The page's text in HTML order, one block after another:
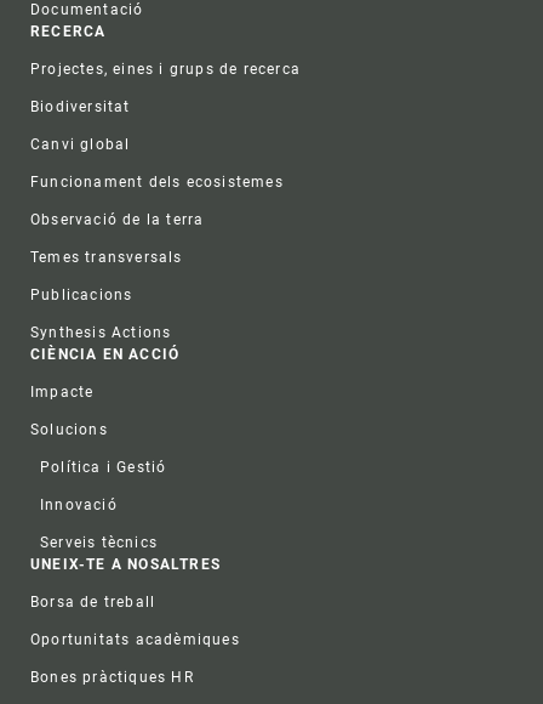
Documentació
RECERCA
Projectes, eines i grups de recerca
Biodiversitat
Canvi global
Funcionament dels ecosistemes
Observació de la terra
Temes transversals
Publicacions
Synthesis Actions
CIÈNCIA EN ACCIÓ
Impacte
Solucions
Política i Gestió
Innovació
Serveis tècnics
UNEIX-TE A NOSALTRES
Borsa de treball
Oportunitats acadèmiques
Bones pràctiques HR